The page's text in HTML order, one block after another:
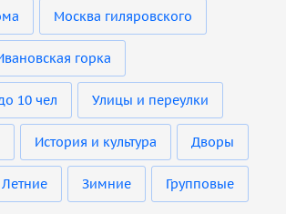
Москва гиляровского
горка
10 чел Улицы и переулки
История и культура Дворы
Летние Зимние Групповые